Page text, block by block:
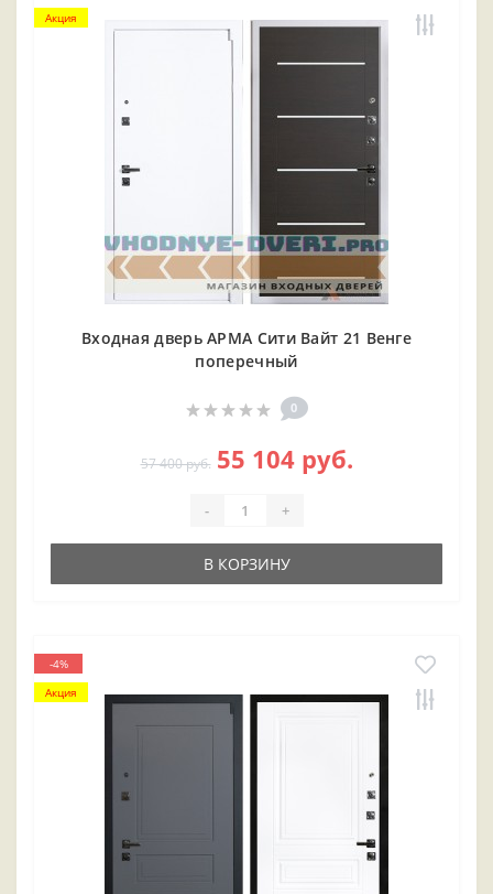
Акция
Входная дверь АРМА Сити Вайт 21 Венге
поперечный
0
57 400 руб. 55 104 руб.
- +
В КОРЗИНУ
-4%
Акция